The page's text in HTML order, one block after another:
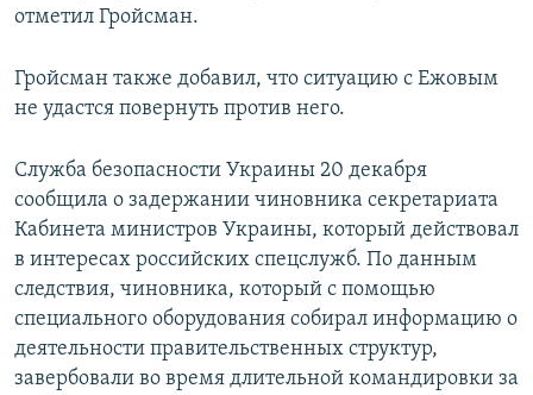
отметил Гройсман.
Гройсман также добавил, что ситуацию с Ежовым
не удастся повернуть против него.
Служба безопасности Украины 20 декабря
сообщила о задержании чиновника секретариата
Кабинета министров Украины, который действовал
в интересах российских спецслужб. По данным
следствия, чиновника, который с помощью
специального оборудования собирал информацию о
деятельности правительственных структур,
завербовали во время длительной командировки за